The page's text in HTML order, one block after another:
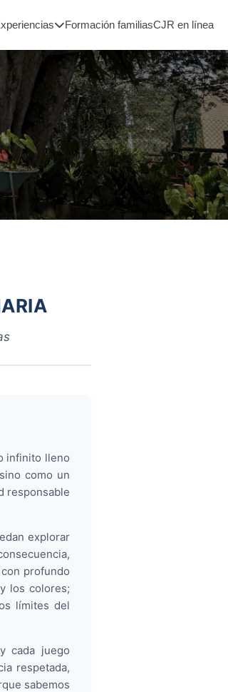
Formación familiasCJR en línea
infinito lleno
como un
responsable
explorar
profundo
los colores;
límites del
cada juego
respetada,
sabemos